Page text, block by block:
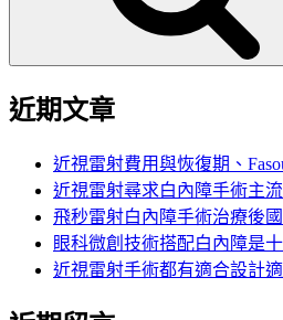
近期文章
近視雷射費用與恢復期、
近視雷射尋求白內障手術主
飛秒雷射白內障手術治療後
眼科微創技術搭配白內障是
近視雷射手術都有適合設計